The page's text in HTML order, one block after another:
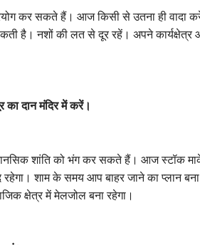
कर सकते हैं। आज किसी से उतना ही वादा
है। नशों की लत से दूर रहें। अपने कार्यक्षेत्र
दान मंदिर में करें।
शांति को भंग कर सकते हैं। आज स्टॉक
शाम के समय आप बाहर जाने का प्लान
क्षेत्र में मेलजोल बना रहेगा।